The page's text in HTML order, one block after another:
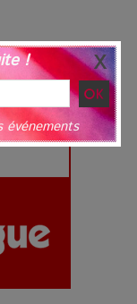
!
événements